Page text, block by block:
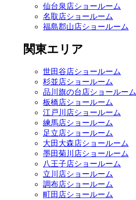
仙台泉店ショールーム
名取店ショールーム
福島郡山店ショールーム
関東エリア
世田谷店ショールーム
杉並店ショールーム
品川旗の台店ショールーム
板橋店ショールーム
江戸川店ショールーム
練馬店ショールーム
足立店ショールーム
大田大森店ショールーム
墨田菊川店ショールーム
八王子店ショールーム
立川店ショールーム
調布店ショールーム
町田店ショールーム